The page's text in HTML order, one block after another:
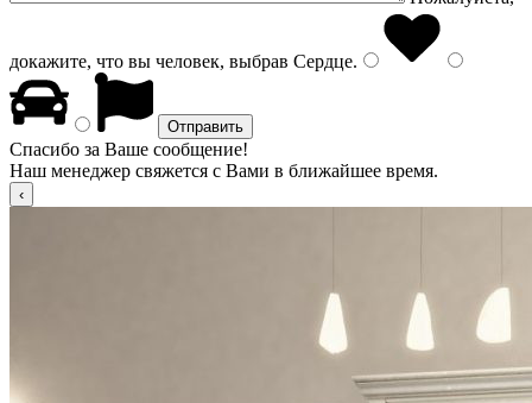
докажите, что вы человек, выбрав Сердце.
Спасибо за Ваше сообщение!
Наш менеджер свяжется с Вами в ближайшее время.